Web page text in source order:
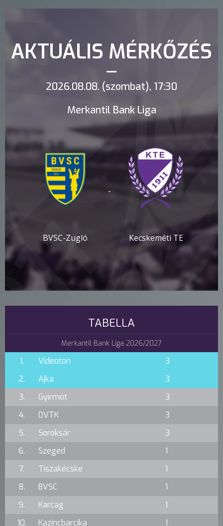
AKTUÁLIS MÉRKŐZÉS
2026.08.08. (szombat), 17:30
Merkantil Bank Liga
BVSC-Zugló
-
Kecskeméti TE
TABELLA
Merkantil Bank Liga 2026/2027
1. Videoton
3
2.
Ajka
3
3.
Gyirmót
3
4.
DVTK
3
5.
Soroksár
3
6.
Szeged
1
7.
Tiszakécske
1
8.
BVSC
1
9.
Karcag
1
10.
Kazincbarcika 1